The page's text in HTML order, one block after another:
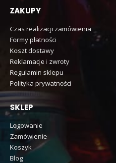
ZAKUPY
Czas realizacji zamówienia
Formy płatności
Koszt dostawy
Reklamacje i zwroty
Regulamin sklepu
Polityka prywatności
SKLEP
Logowanie
Zamówienie
Koszyk
Blog